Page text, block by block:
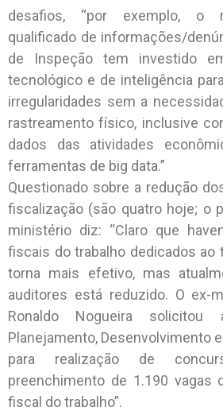
desafios, “por exemplo, o
qualificado de informações/
de Inspeção tem investido
tecnológico e de inteligência
irregularidades sem a
rastreamento físico, inclusive
dados das atividades
ferramentas de big data.”
Questionado sobre a redução
fiscalização (são quatro hoje; o
ministério diz: “Claro que
fiscais do trabalho dedicados ao
torna mais efetivo, mas
auditores está reduzido. O ex-
Ronaldo Nogueira
Planejamento, Desenvolvimento
para realização de
preenchimento de 1.190 vagas
fiscal do trabalho”.